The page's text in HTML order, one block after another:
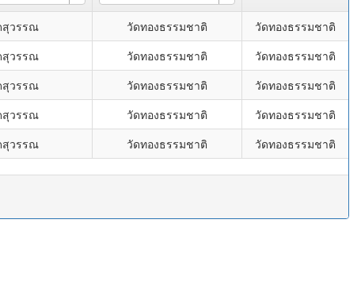
สุวรรณ วัดทองธรรมชาติ
วัดทองธรรมชาติ
สุวรรณ วัดทองธรรมชาติ
วัดทองธรรมชาติ
สุวรรณ วัดทองธรรมชาติ
วัดทองธรรมชาติ
สุวรรณ วัดทองธรรมชาติ
วัดทองธรรมชาติ
สุวรรณ วัดทองธรรมชาติ วัดทองธรรมชาติ